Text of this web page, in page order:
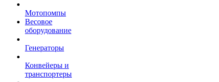
Мотопомпы
Весовое
оборудование
Генераторы
Конвейеры и
транспортеры